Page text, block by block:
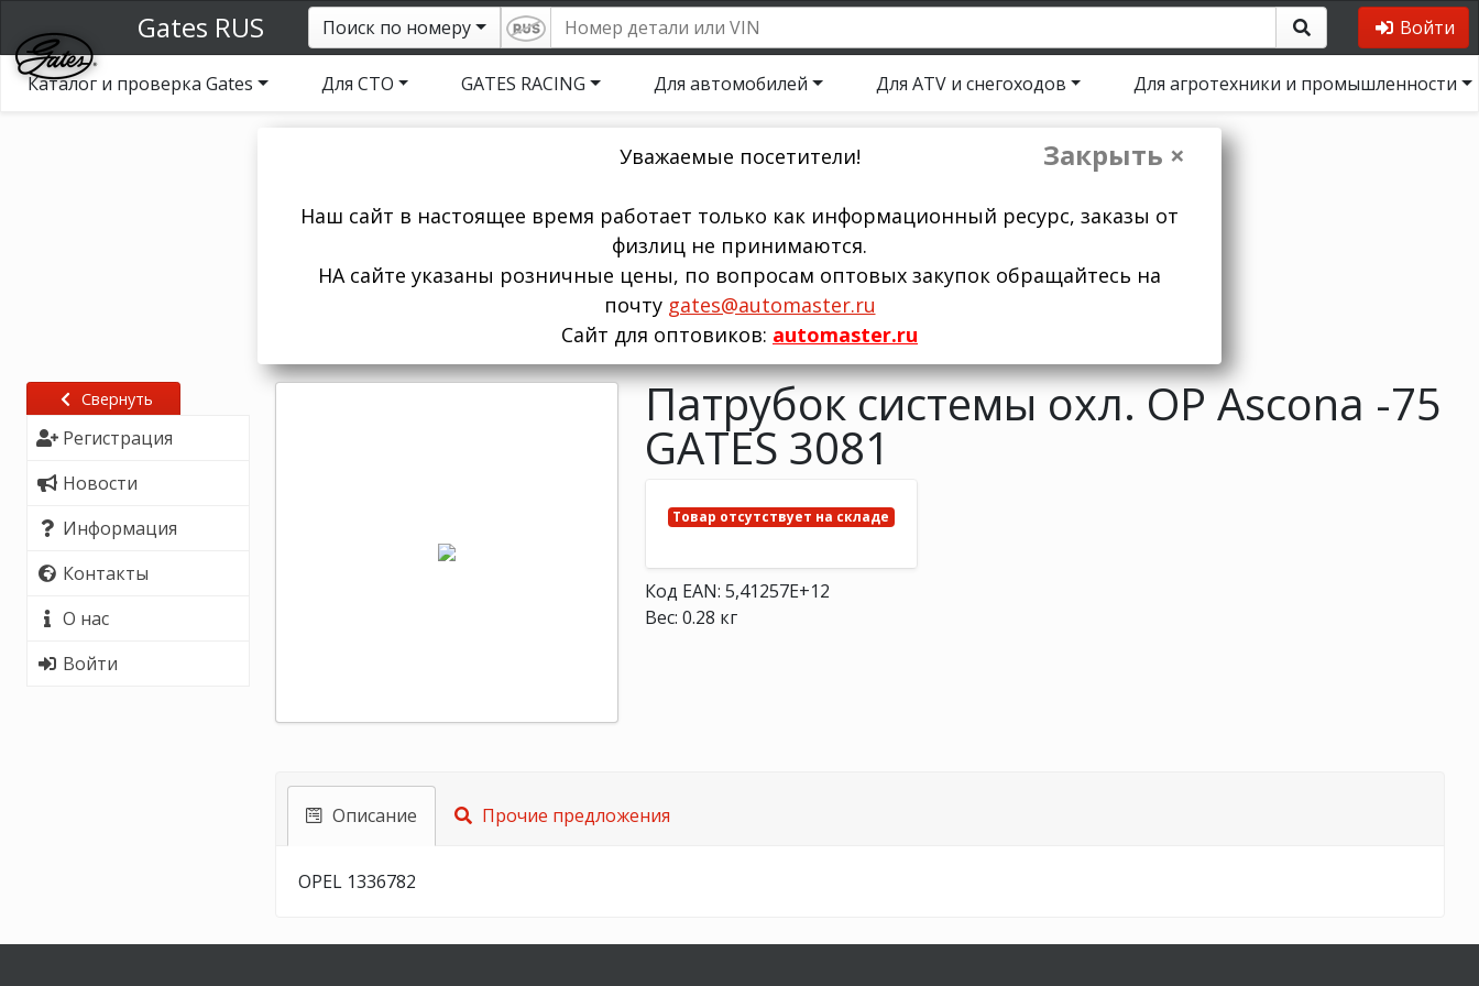
Gates RUS Поиск по номеру Войти
Каталог и проверка Gates Для СТО GATES RACING Для автомобилей Для ATV и снегоходов Для агротехники и промышленности
Закрыть ×
Уважаемые посетители!
Наш сайт в настоящее время работает только как информационный ресурс, заказы от
физлиц не принимаются.
НА сайте указаны розничные цены, по вопросам оптовых закупок обращайтесь на
почту gates@automaster.ru
Сайт для оптовиков: automaster.ru
Свернуть
Регистрация
Новости
Информация
Контакты
О нас
Войти
Патрубок системы охл. OP Ascona -75
GATES 3081
Товар отсутствует на складе
Код EAN: 5,41257E+12
Вес: 0.28 кг
Описание Прочие предложения
OPEL 1336782